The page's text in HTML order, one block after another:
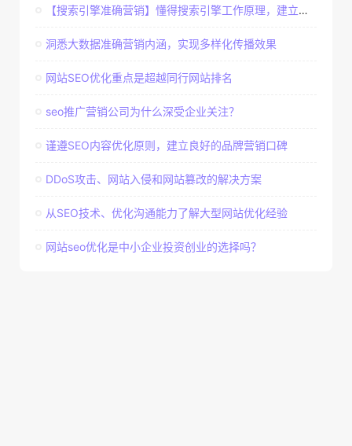
【搜索引擎准确营销】懂得搜索引擎工作原理，建立准确客户群体
洞悉大数据准确营销内涵，实现多样化传播效果
网站SEO优化重点是超越同行网站排名
seo推广营销公司为什么深受企业关注？
谨遵SEO内容优化原则，建立良好的品牌营销口碑
DDoS攻击、网站入侵和网站篡改的解决方案
从SEO技术、优化沟通能力了解大型网站优化经验
网站seo优化是中小企业投资创业的选择吗？